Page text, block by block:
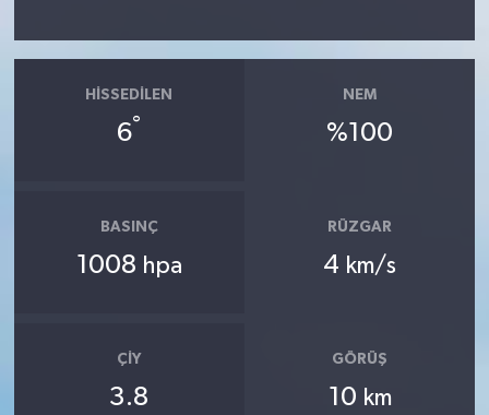
HISSEDILEN
6°
NEM
%100
BASINÇ
1008 hpa
RÜZGAR
4 km/s
ÇIY
3.8
GÖRÜŞ
10 km